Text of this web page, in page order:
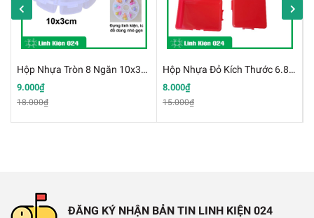
✔️ Trọng lượng:20g
✔️Kích thước hộp nhựa:96x48x16mm
Chất liệu: Nhựa cứng
✔️Màu sắc: Trắng ngà
Hộp Nhựa Tròn 8 Ngăn 10x3cm
9.000₫
18.000₫
Hộp Nhựa Đỏ Kích Thước 6.8x5x2.5cm Hộp Lưu Trữ
8.000₫
15.000₫
ĐĂNG KÝ NHẬN BẢN TIN LINH KIỆN 024